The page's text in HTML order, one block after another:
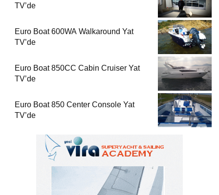
TV’de
Euro Boat 600WA Walkaround Yat
TV’de
Euro Boat 850CC Cabin Cruiser Yat
TV’de
Euro Boat 850 Center Console Yat
TV’de